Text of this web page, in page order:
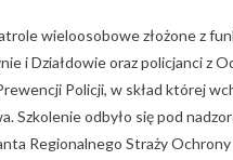
wieloosobowe złożone z
i Działdowie oraz policjanci z
Policji, w skład której
Szkolenie odbyło się pod
Regionalnego Straży